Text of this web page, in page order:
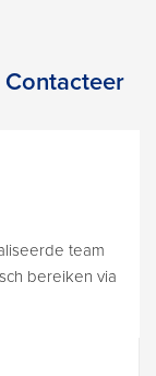
Contacteer
team
bereiken via